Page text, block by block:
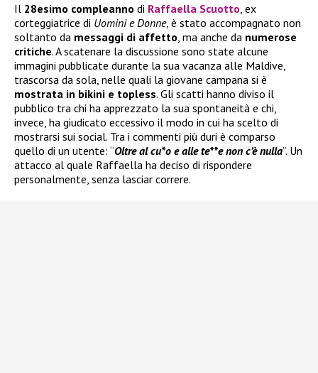
Il 28esimo compleanno di Raffaella Scuotto , ex
corteggiatrice di Uomini e Donne, è stato accompagnato non
soltanto da messaggi di affetto , ma anche da numerose
critiche. A scatenare la discussione sono state alcune
immagini pubblicate durante la sua vacanza alle Maldive,
trascorsa da sola, nelle quali la giovane campana si è
mostrata in bikini e topless. Gli scatti hanno diviso il
pubblico tra chi ha apprezzato la sua spontaneità e chi,
invece, ha giudicato eccessivo il modo in cui ha scelto di
mostrarsi sui social. Tra i commenti più duri è comparso
quello di un utente: “Oltre al cu*o e alle te**e non c’è nulla”. Un
attacco al quale Raffaella ha deciso di rispondere
personalmente, senza lasciar correre.